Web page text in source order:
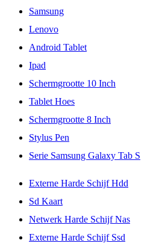
Samsung
Lenovo
Android Tablet
Ipad
Schermgrootte 10 Inch
Tablet Hoes
Schermgrootte 8 Inch
Stylus Pen
Serie Samsung Galaxy Tab S
Externe Harde Schijf Hdd
Sd Kaart
Netwerk Harde Schijf Nas
Externe Harde Schijf Ssd